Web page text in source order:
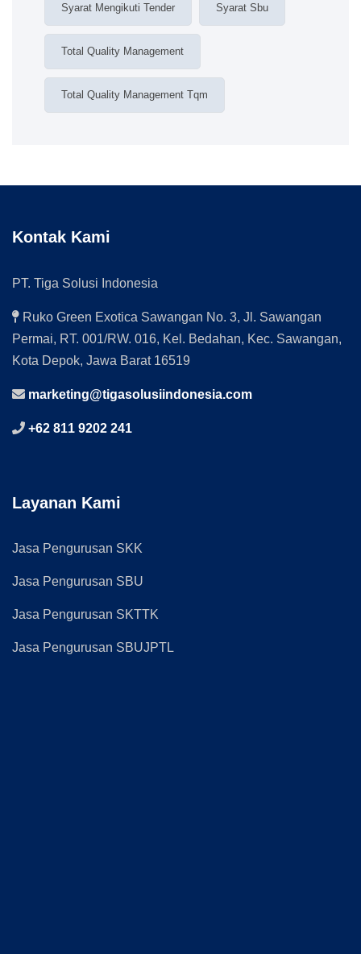
Syarat Mengikuti Tender Syarat Sbu
Total Quality Management
Total Quality Management Tqm
Kontak Kami
PT. Tiga Solusi Indonesia
Ruko Green Exotica Sawangan No. 3, Jl. Sawangan
Permai, RT. 001/RW. 016, Kel. Bedahan, Kec. Sawangan,
Kota Depok, Jawa Barat 16519
marketing@tigasolusiindonesia.com
+62 811 9202 241
Layanan Kami
Jasa Pengurusan SKK
Jasa Pengurusan SBU
Jasa Pengurusan SKTTK
Jasa Pengurusan SBUJPTL